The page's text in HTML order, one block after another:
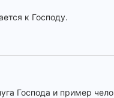
к Господу.
Господа и пример